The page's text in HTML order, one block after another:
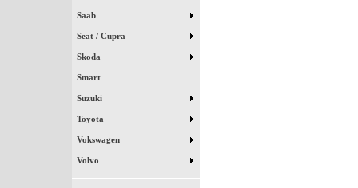
Saab
Seat / Cupra
Skoda
Smart
Suzuki
Toyota
Vokswagen
Volvo